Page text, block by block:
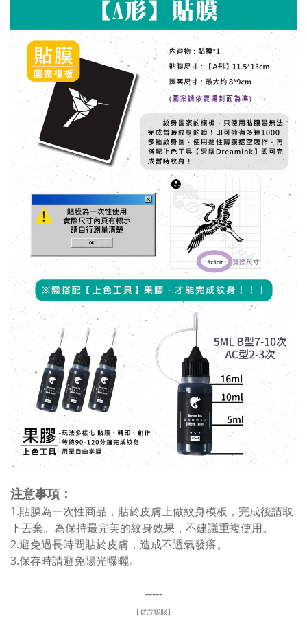
注意事項：
1.貼膜為一次性商品，貼於皮膚上做紋身模板，完成後請取
下丟棄。為保持最完美的紋身效果，不建議重複使用。
2.避免過長時間貼於皮膚，造成不透氣發癢。
3.保存時請避免陽光曝曬。
-----
【官方客服】